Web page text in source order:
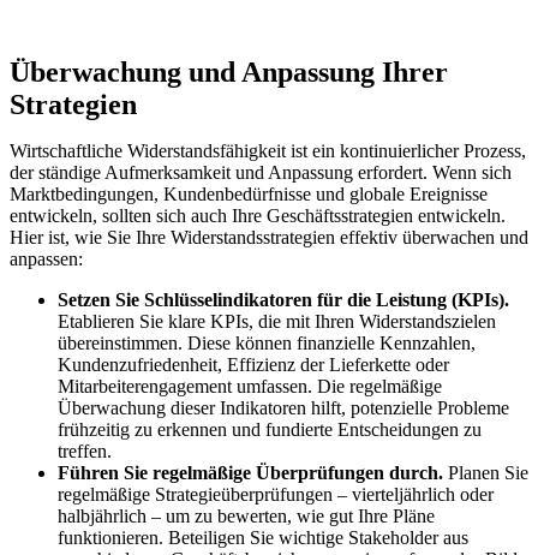
Überwachung und Anpassung Ihrer
Strategien
Wirtschaftliche Widerstandsfähigkeit ist ein kontinuierlicher Prozess,
der ständige Aufmerksamkeit und Anpassung erfordert. Wenn sich
Marktbedingungen, Kundenbedürfnisse und globale Ereignisse
entwickeln, sollten sich auch Ihre Geschäftsstrategien entwickeln.
Hier ist, wie Sie Ihre Widerstandsstrategien effektiv überwachen und
anpassen:
Setzen Sie Schlüsselindikatoren für die Leistung (KPIs).
Etablieren Sie klare KPIs, die mit Ihren Widerstandszielen
übereinstimmen. Diese können finanzielle Kennzahlen,
Kundenzufriedenheit, Effizienz der Lieferkette oder
Mitarbeiterengagement umfassen. Die regelmäßige
Überwachung dieser Indikatoren hilft, potenzielle Probleme
frühzeitig zu erkennen und fundierte Entscheidungen zu
treffen.
Führen Sie regelmäßige Überprüfungen durch. Planen Sie
regelmäßige Strategieüberprüfungen – vierteljährlich oder
halbjährlich – um zu bewerten, wie gut Ihre Pläne
funktionieren. Beteiligen Sie wichtige Stakeholder aus